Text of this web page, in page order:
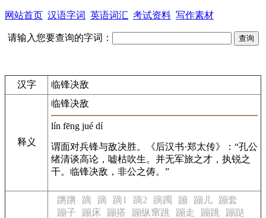
网站首页 汉语字词 英语词汇 考试资料 写作素材
请输入您要查询的字词：
汉字 临锋决敌
释义
临锋决敌
lín fēng jué dí
谓面对兵锋与敌决胜。《后汉书·郑太传》：“孔公
绪清谈高论，嘘枯吹生。并无军旅之才，执锐之
干。临锋决敌，非公之俦。”
蹡蹡 蹢 蹢 蹢1 蹢2 蹢躅 蹦 蹦儿
蹦套
蹦子
蹦床 蹦搭 蹦纵窜跳 蹦走 蹦跳
蹦跶